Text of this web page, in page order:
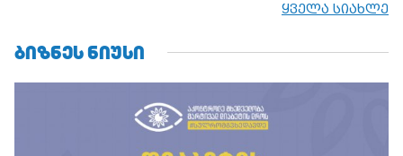
ყველა სიახლე
ᲑᲘᲖᲜᲔᲡ ᲜᲘᲣᲡᲘ